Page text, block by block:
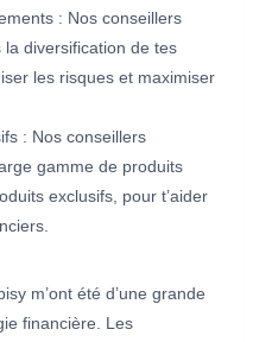
: Nos conseillers
diversification de tes
les risques et maximiser
: Nos conseillers
gamme de produits
exclusifs, pour t’aider
m’ont été d’une grande
financière. Les